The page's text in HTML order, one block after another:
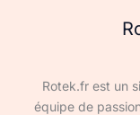
Rotek.fr est un
équipe de